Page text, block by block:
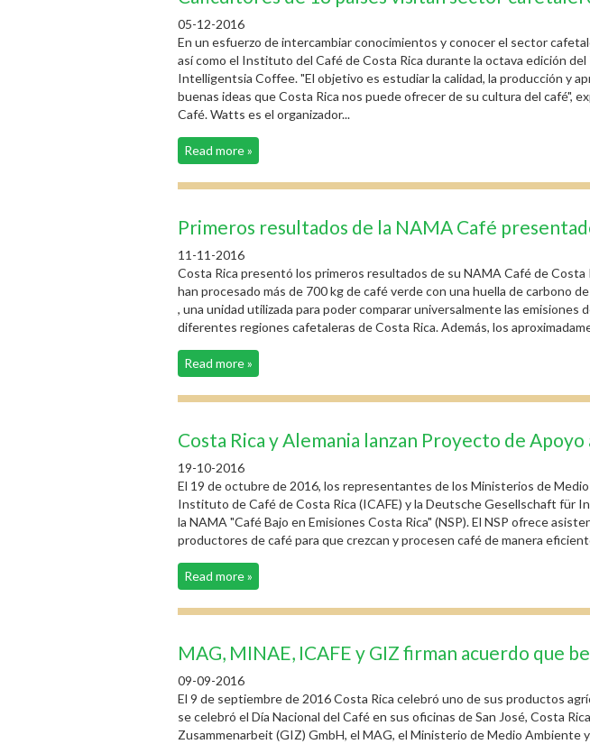
05-12-2016
En un esfuerzo de intercambiar conocimientos y conocer el sector
así como el Instituto del Café de Costa Rica durante la octava edición
Intelligentsia Coffee. "El objetivo es estudiar la calidad, la producción y
buenas ideas que Costa Rica nos puede ofrecer de su cultura del
Café. Watts es el organizador...
Read more »
Primeros resultados de la NAMA Café
11-11-2016
Costa Rica presentó los primeros resultados de su NAMA Café de
han procesado más de 700 kg de café verde con una huella de carbono
, una unidad utilizada para poder comparar universalmente las
diferentes regiones cafetaleras de Costa Rica. Además, los
Read more »
Costa Rica y Alemania lanzan Proyecto de
19-10-2016
El 19 de octubre de 2016, los representantes de los Ministerios de
Instituto de Café de Costa Rica (ICAFE) y la Deutsche Gesellschaft für
la NAMA "Café Bajo en Emisiones Costa Rica" (NSP). El NSP ofrece
productores de café para que crezcan y procesen café de manera
Read more »
MAG, MINAE, ICAFE y GIZ firman acuerdo que
09-09-2016
El 9 de septiembre de 2016 Costa Rica celebró uno de sus productos
se celebró el Día Nacional del Café en sus oficinas de San José, Costa
Zusammenarbeit (GIZ) GmbH, el MAG, el Ministerio de Medio